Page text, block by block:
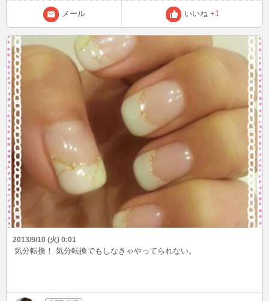
メール いいね +1
2013/9/10 (火) 0:01
気分転換！ 気分転換でもしなきゃやってられない。